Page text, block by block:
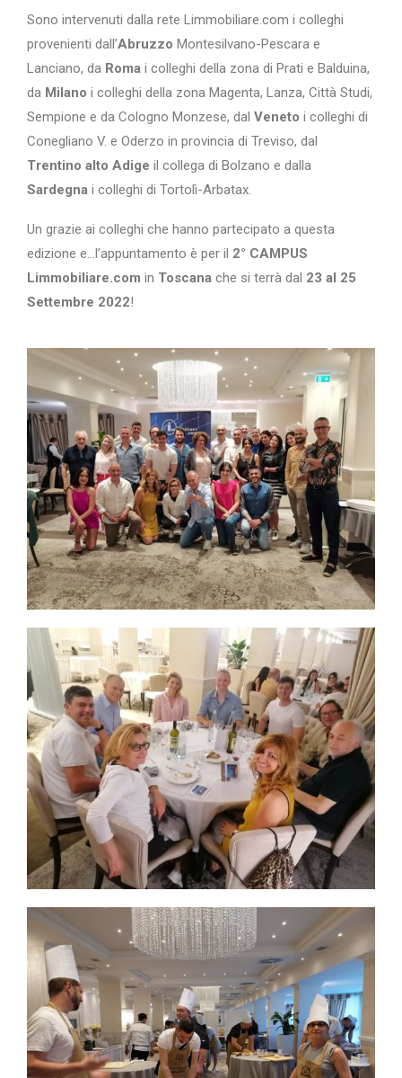
Sono intervenuti dalla rete Limmobiliare.com i colleghi
provenienti dall’Abruzzo Montesilvano-Pescara e
Lanciano, da Roma i colleghi della zona di Prati e Balduina,
da Milano i colleghi della zona Magenta, Lanza, Città Studi,
Sempione e da Cologno Monzese, dal Veneto i colleghi di
Conegliano V. e Oderzo in provincia di Treviso, dal
Trentino alto Adige il collega di Bolzano e dalla
Sardegna i colleghi di Tortolì-Arbatax.
Un grazie ai colleghi che hanno partecipato a questa
edizione e…l’appuntamento è per il 2° CAMPUS
Limmobiliare.com in Toscana che si terrà dal 23 al 25
Settembre 2022!